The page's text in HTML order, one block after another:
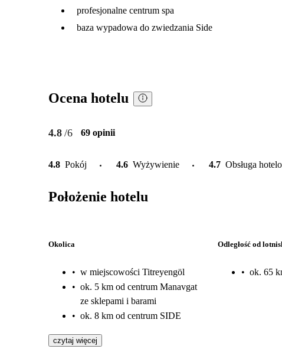
profesjonalne centrum spa
baza wypadowa do zwiedzania Side
Ocena hotelu
4.8 /6 69 opinii
4.8 Pokój 4.6 Wyżywienie 4.7 Obsługa
Położenie hotelu
Okolica
• w miejscowości Titreyengöl
• ok. 5 km od centrum Manavgat
ze sklepami i barami
• ok. 8 km od centrum SIDE
czytaj więcej
Odległość od
• ok. 65